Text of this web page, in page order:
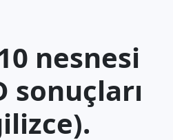
nesnesi
sonuçları